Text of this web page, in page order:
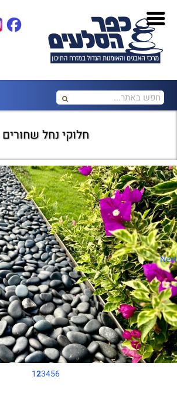
חלוקי נחל שחורים
Next
123456